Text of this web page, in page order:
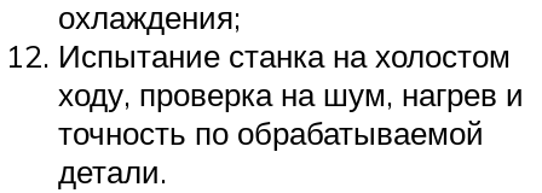
охлаждения;
Испытание станка на холостом
ходу, проверка на шум, нагрев и
точность по обрабатываемой
детали.